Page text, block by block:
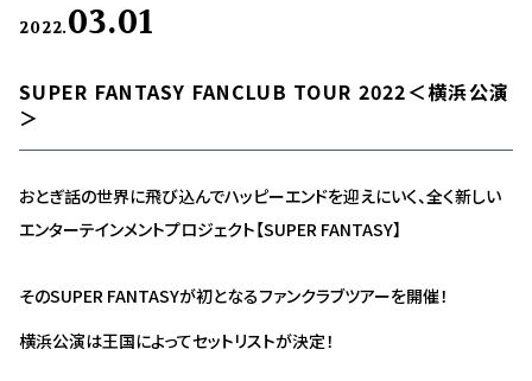
2022.03.01
SUPER FANTASY FANCLUB TOUR 2022＜横浜公演
＞
おとぎ話の世界に飛び込んでハッピーエンドを迎えにいく、全く新しい
エンターテインメントプロジェクト【SUPER FANTASY】
そのSUPER FANTASYが初となるファンクラブツアーを開催！
横浜公演は王国によってセットリストが決定！